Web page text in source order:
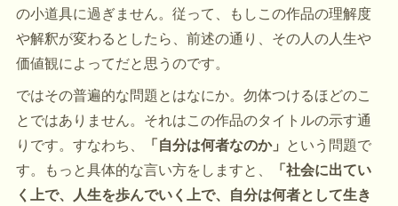
の小道具に過ぎません。従って、もしこの作品の理解度
や解釈が変わるとしたら、前述の通り、その人の人生や
価値観によってだと思うのです。
ではその普遍的な問題とはなにか。勿体つけるほどのこ
とではありません。それはこの作品のタイトルの示す通
りです。すなわち、
「自分は何者なのか」 という問題で
す。もっと具体的な言い方をしますと、
「社会に出てい
く上で、人生を歩んでいく上で、自分は何者として生き